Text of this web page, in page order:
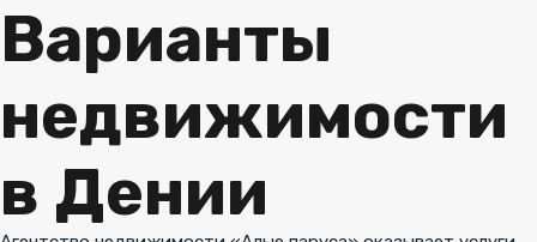
Варианты
недвижимости
в Дении